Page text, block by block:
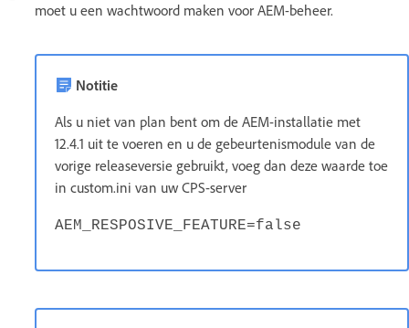
moet u een wachtwoord maken voor AEM-beheer.
Notitie
Als u niet van plan bent om de AEM-installatie met
12.4.1 uit te voeren en u de gebeurtenismodule van de
vorige releaseversie gebruikt, voeg dan deze waarde toe
in custom.ini van uw CPS-server
AEM_RESPOSIVE_FEATURE=false